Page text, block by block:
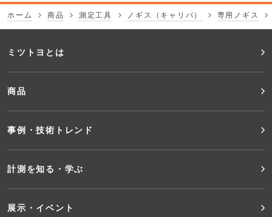
ホーム 商品 測定工具 ノギス（キャリパ） 専用ノギス
フ
ッ
タ
ー
メ
ミツトヨとは
商品
事例・技術トレンド
計測を知る・学ぶ
展示・イベント